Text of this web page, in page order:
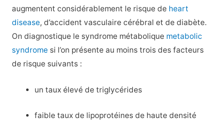
augmentent considérablement le risque de heart
disease, d’accident vasculaire cérébral et de diabète.
On diagnostique le syndrome métabolique metabolic
syndromesi l’on présente au moins trois des facteurs
de risque suivants :
un taux élevé de triglycérides
faible taux de lipoprotéines de haute densité